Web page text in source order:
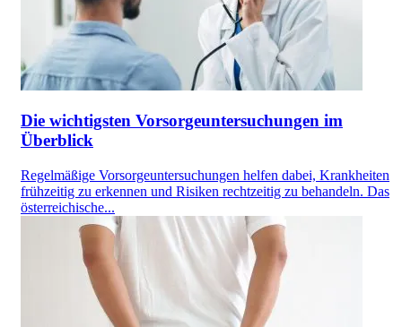
Die wichtigsten Vorsorgeuntersuchungen im
Überblick
Regelmäßige Vorsorgeuntersuchungen helfen dabei, Krankheiten
frühzeitig zu erkennen und Risiken rechtzeitig zu behandeln. Das
österreichische...